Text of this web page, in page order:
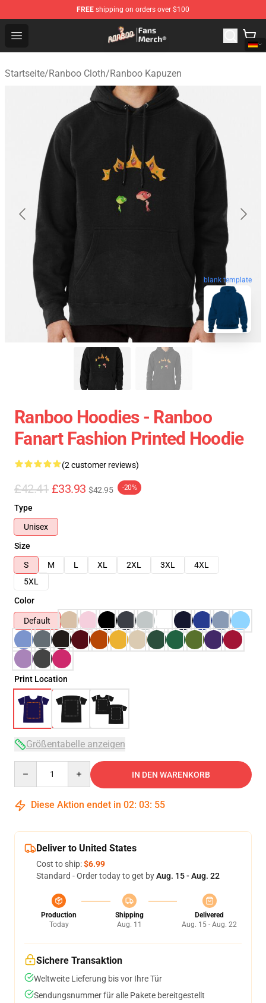
FREE shipping on orders over $100
Open menu
Ranboo Store - Official Ranboo Merchandise Shop
Startseite/Ranboo Cloth/Ranboo Kapuzen
blank template
Ranboo Hoodies - Ranboo
Fanart Fashion Printed Hoodie
(2 customer reviews)
£42.41 £33.93 $42.95 -20%
Type
Unisex
Size
S
M L XL 2XL 3XL
4XL
5XL
Color
Default
Print Location
Größentabelle anzeigen
IN DEN WARENKORB
Diese Aktion endet in 02: 03: 54
Deliver to United States
Cost to ship:$6.99
Standard - Order today to get byAug. 15 - Aug. 22
Production
Today
Shipping
Aug. 11
Delivered
Aug. 15 - Aug. 22
Sichere Transaktion
Weltweite Lieferung bis vor Ihre Tür
Sendungsnummer für alle Pakete bereitgestellt